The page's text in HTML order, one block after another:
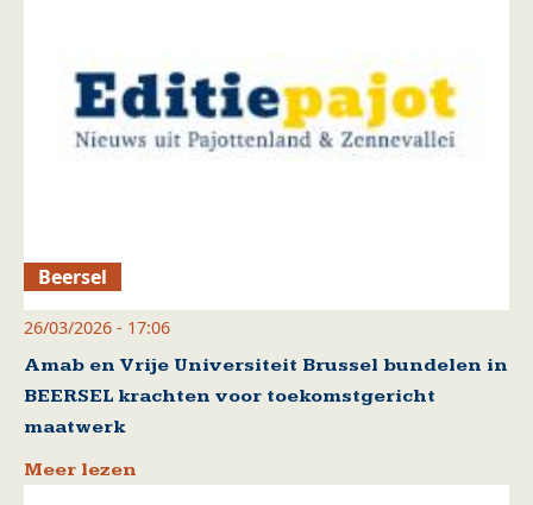
Beersel
26/03/2026 - 17:06
Amab en Vrije Universiteit Brussel bundelen in
BEERSEL krachten voor toekomstgericht
maatwerk
Meer lezen